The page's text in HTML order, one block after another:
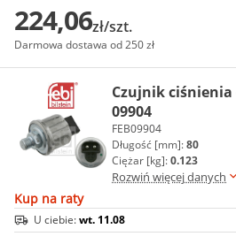
224,06zł/szt.
Darmowa dostawa od 250 zł
Czujnik ciśnienia
09904
FEB09904
Długość [mm]:80
Ciężar [kg]:0.123
Rozwiń więcej danych
Kup na raty
U ciebie:wt. 11.08